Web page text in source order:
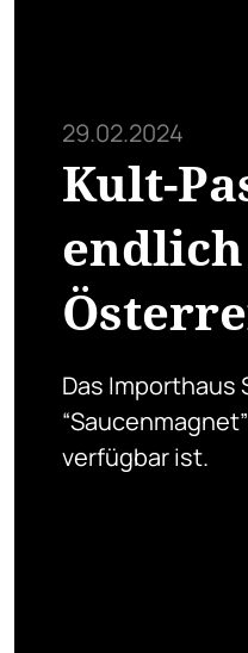
29.02.2024
Kult-
Das Importhaus
verfügbar ist.